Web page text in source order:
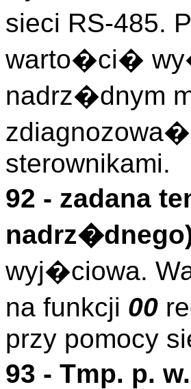
sieci RS-
warto�ci�
nadrz�dnym
sterownikami.
92 - zadana
wyj�ciowa.
na funkcji 00
przy pomocy
93 - Tmp. p.